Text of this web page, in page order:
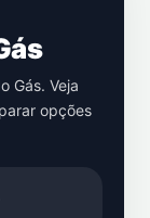
Gás. Veja
opções